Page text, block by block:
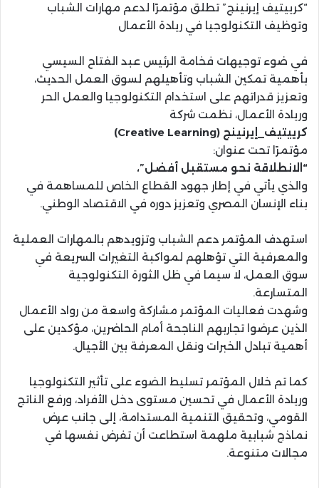
“كرييتيف إيرنينج” تطلق مؤتمرًا لدعم مهارات الشباب
وتوظيف التكنولوجيا في ريادة الأعمال
في ضوء توجيهات فخامة الرئيس عبد الفتاح السيسي
بأهمية تمكين الشباب وتأهيلهم لسوق العمل الحديث،
وتعزيز قدراتهم على استخدام التكنولوجيا والعمل الحر
وريادة الأعمال، نظمت شركة
كرييتيف_إيرنينج (Creative Learning)
مؤتمرًا تحت عنوان:
“الانطلاقة نحو مستقبل أفضل”،
والذي يأتي في إطار جهود القطاع الخاص للمساهمة في
بناء الإنسان المصري وتعزيز دوره في الاقتصاد الوطني.
استهدف المؤتمر دعم الشباب وتزويدهم بالمهارات العملية
والمعرفية التي تؤهلهم لمواكبة التغيرات السريعة في
سوق العمل، لا سيما في ظل الثورة التكنولوجية
المتسارعة.
وشهدت فعاليات المؤتمر مشاركة واسعة من رواد الأعمال
الذين عرضوا تجاربهم الناجحة أمام الحاضرين، مؤكدين على
أهمية تبادل الخبرات ونقل المعرفة بين الأجيال.
كما تم خلال المؤتمر تسليط الضوء على تأثير التكنولوجيا
وريادة الأعمال في تحسين مستوى دخل الأفراد، ورفع الناتج
القومي، وتحقيق التنمية المستدامة، إلى جانب عرض
نماذج شبابية ملهمة استطاعت أن تفرض نفسها في
مجالات متنوعة.